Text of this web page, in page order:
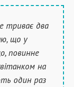
триває два
що у
повинне
на
один раз